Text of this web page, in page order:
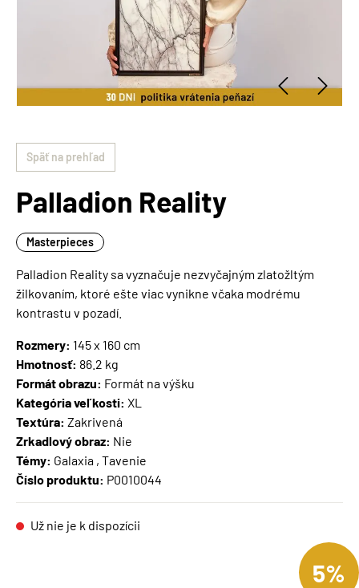
Späť na prehľad
Palladion Reality
Masterpieces
Palladion Reality sa vyznačuje nezvyčajným zlatožltým
žilkovaním, ktoré ešte viac vynikne včaka modrému
kontrastu v pozadí.
Rozmery: 145 x 160 cm
Hmotnosť: 86.2 kg
Formát obrazu: Formát na výšku
Kategória veľkosti: XL
Textúra: Zakrivená
Zrkadlový obraz: Nie
Témy: Galaxia , Tavenie
Číslo produktu: P0010044
Už nie je k dispozícii
5%